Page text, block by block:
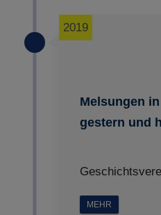
Melsungen
gestern und
2019
MEHR